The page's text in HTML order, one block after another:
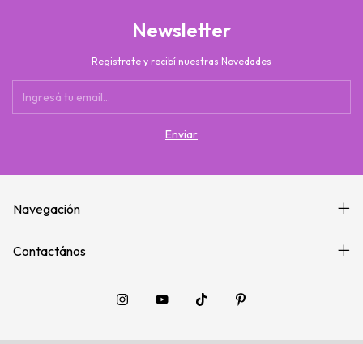
Newsletter
Registrate y recibí nuestras Novedades
Navegación
Contactános